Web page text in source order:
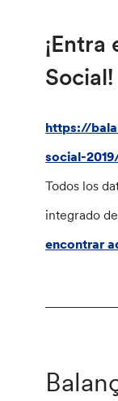
¡Entra
Social!
https://
social-
Todos los
integrado
encontrar